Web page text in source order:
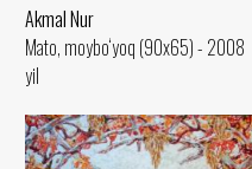
Akmal Nur
Mato, moybo‘yoq (90x65) - 2008
yil